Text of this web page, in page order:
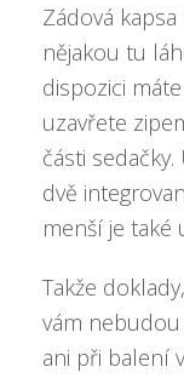
Zádová
nějakou tu
dispozici
uzavřete
části
dvě
menší je také
Takže
vám
ani při balení